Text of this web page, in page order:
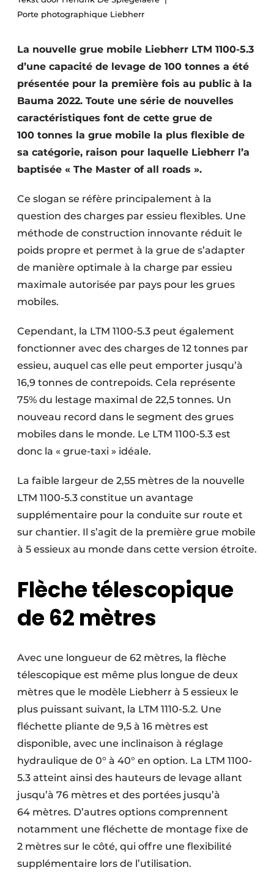
Termes et conditions
Construction bois
Contrôle d’accès
Éclairage
Fondations
Façades
Géotextiles
Infrastructures souterraines et égouttage
Protection solaire
Sécurité incendie
Software
Techniques ferroviaires
Travaux ferroviaires
Porte photographique Liebherr
La nouvelle grue mobile Liebherr LTM 1100-5.3
d’une capacité de levage de 100 tonnes a été
présentée pour la première fois au public à la
Bauma 2022. Toute une série de nouvelles
caractéristiques font de cette grue de
100 tonnes la grue mobile la plus flexible de
sa catégorie, raison pour laquelle Liebherr l’a
baptisée « The Master of all roads ».
Ce slogan se réfère principalement à la
question des charges par essieu flexibles. Une
méthode de construction innovante réduit le
poids propre et permet à la grue de s’adapter
de manière optimale à la charge par essieu
maximale autorisée par pays pour les grues
mobiles.
Cependant, la LTM 1100-5.3 peut également
fonctionner avec des charges de 12 tonnes par
essieu, auquel cas elle peut emporter jusqu’à
16,9 tonnes de contrepoids. Cela représente
75% du lestage maximal de 22,5 tonnes. Un
nouveau record dans le segment des grues
mobiles dans le monde. Le LTM 1100-5.3 est
donc la « grue-taxi » idéale.
La faible largeur de 2,55 mètres de la nouvelle
LTM 1100-5.3 constitue un avantage
supplémentaire pour la conduite sur route et
sur chantier. Il s’agit de la première grue mobile
à 5 essieux au monde dans cette version étroite.
Flèche télescopique
de 62 mètres
Avec une longueur de 62 mètres, la flèche
télescopique est même plus longue de deux
mètres que le modèle Liebherr à 5 essieux le
plus puissant suivant, la LTM 1110-5.2. Une
fléchette pliante de 9,5 à 16 mètres est
disponible, avec une inclinaison à réglage
hydraulique de 0° à 40° en option. La LTM 1100-
5.3 atteint ainsi des hauteurs de levage allant
jusqu’à 76 mètres et des portées jusqu’à
64 mètres. D’autres options comprennent
notamment une fléchette de montage fixe de
2 mètres sur le côté, qui offre une flexibilité
supplémentaire lors de l’utilisation.